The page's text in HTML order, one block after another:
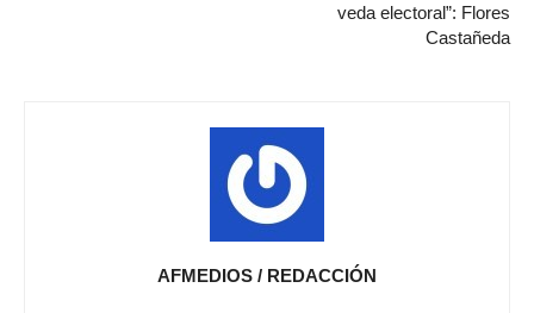
veda electoral”: Flores
Castañeda
AFMEDIOS / REDACCIÓN